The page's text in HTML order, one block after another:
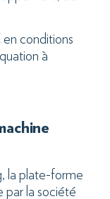
en conditions
à
la plate-forme
la société